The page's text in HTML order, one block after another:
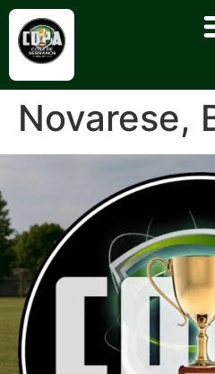
Novarese,